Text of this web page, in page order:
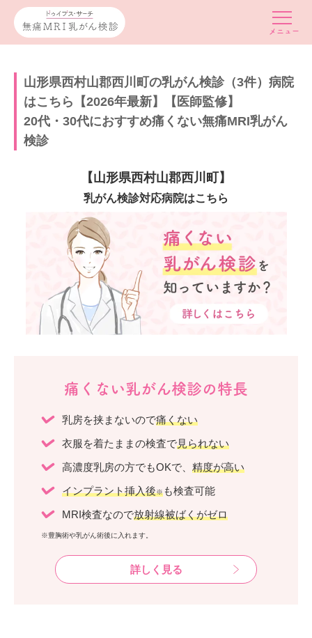
山形県西村山郡西川町の乳がん検診（3件）病院
はこちら【2026年最新】【医師監修】
20代・30代におすすめ痛くない無痛MRI乳がん
検診
【山形県西村山郡西川町】
乳がん検診対応病院はこちら
痛くない乳がん検診の特長
乳房を挟まないので痛くない
衣服を着たままの検査で見られない
高濃度乳房の方でもOKで、 精度が高い
インプラント挿入後※ も検査可能
MRI検査なので放射線被ばくがゼロ
※豊胸術や乳がん術後に入れます。
詳しく見る